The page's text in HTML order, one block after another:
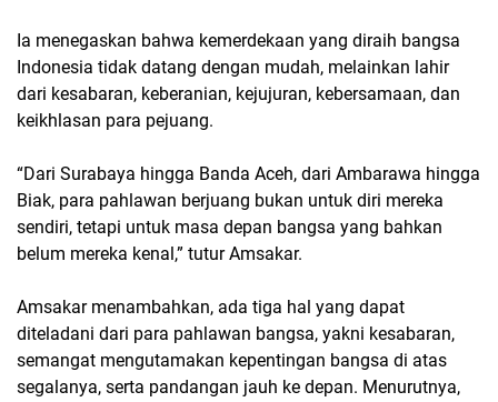
Ia menegaskan bahwa kemerdekaan yang diraih bangsa
Indonesia tidak datang dengan mudah, melainkan lahir
dari kesabaran, keberanian, kejujuran, kebersamaan, dan
keikhlasan para pejuang.
“Dari Surabaya hingga Banda Aceh, dari Ambarawa hingga
Biak, para pahlawan berjuang bukan untuk diri mereka
sendiri, tetapi untuk masa depan bangsa yang bahkan
belum mereka kenal,” tutur Amsakar.
Amsakar menambahkan, ada tiga hal yang dapat
diteladani dari para pahlawan bangsa, yakni kesabaran,
semangat mengutamakan kepentingan bangsa di atas
segalanya, serta pandangan jauh ke depan. Menurutnya,